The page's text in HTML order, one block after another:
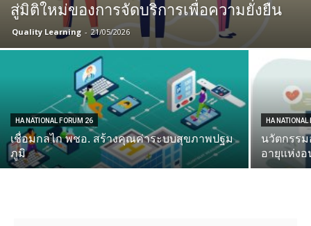
สู่มิติใหม่ของการจัดบริการเพื่อความยั่งยืน
Quality Learning - 21/05/2026
HA NATIONAL FORUM 26
เชื่อมกลไก พชอ. สร้างคุณค่าระบบสุขภาพปฐม
ภูมิ
HA
นวัตกรร
อายุแห่ง